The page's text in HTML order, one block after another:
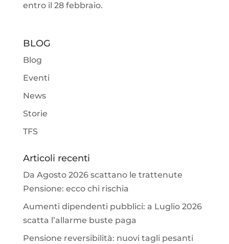
entro il 28 febbraio.
BLOG
Blog
Eventi
News
Storie
TFS
Articoli recenti
Da Agosto 2026 scattano le trattenute
Pensione: ecco chi rischia
Aumenti dipendenti pubblici: a Luglio 2026
scatta l’allarme buste paga
Pensione reversibilità: nuovi tagli pesanti